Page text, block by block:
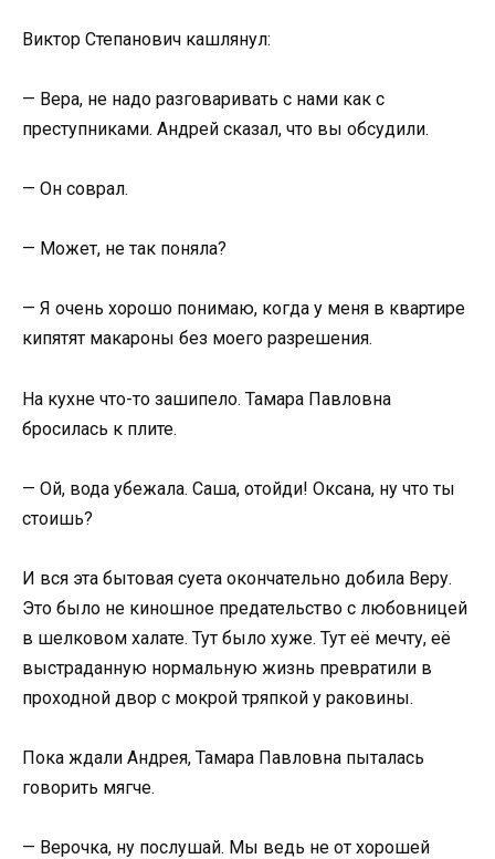
Виктор Степанович кашлянул:
— Вера, не надо разговаривать с нами как с
преступниками. Андрей сказал, что вы обсудили.
— Он соврал.
— Может, не так поняла?
— Я очень хорошо понимаю, когда у меня в квартире
кипятят макароны без моего разрешения.
На кухне что-то зашипело. Тамара Павловна
бросилась к плите.
— Ой, вода убежала. Саша, отойди! Оксана, ну что ты
стоишь?
И вся эта бытовая суета окончательно добила Веру.
Это было не киношное предательство с любовницей
в шелковом халате. Тут было хуже. Тут её мечту, её
выстраданную нормальную жизнь превратили в
проходной двор с мокрой тряпкой у раковины.
Пока ждали Андрея, Тамара Павловна пыталась
говорить мягче.
— Верочка, ну послушай. Мы ведь не от хорошей